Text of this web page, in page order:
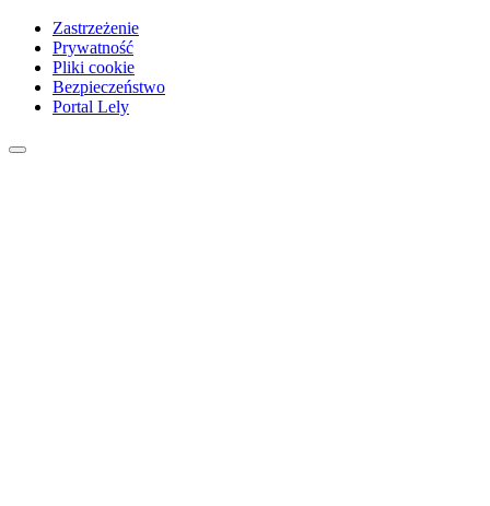
Zastrzeżenie
Prywatność
Pliki cookie
Bezpieczeństwo
Portal Lely